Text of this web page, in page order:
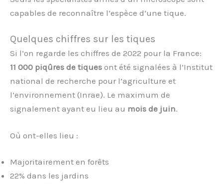
capables de reconnaître l’espèce d’une tique.
Quelques chiffres sur les tiques
Si l’on regarde les chiffres de 2022 pour la France:
11 000 piqûres de tiques ont été signalées à l’Institut
national de recherche pour l’agriculture et
l’environnement (Inrae). Le maximum de
signalement ayant eu lieu au mois de juin.
Où ont-elles lieu :
Majoritairement en forêts
22% dans les jardins